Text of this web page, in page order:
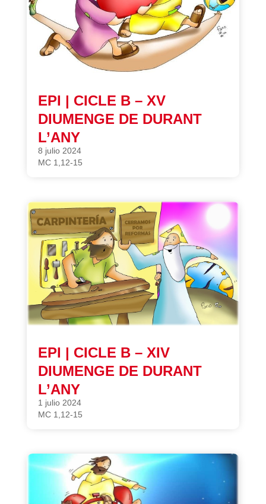
EPI | CICLE B – XV
DIUMENGE DE DURANT
L’ANY
8 julio 2024
MC 1,12-15
EPI | CICLE B – XIV
DIUMENGE DE DURANT
L’ANY
1 julio 2024
MC 1,12-15